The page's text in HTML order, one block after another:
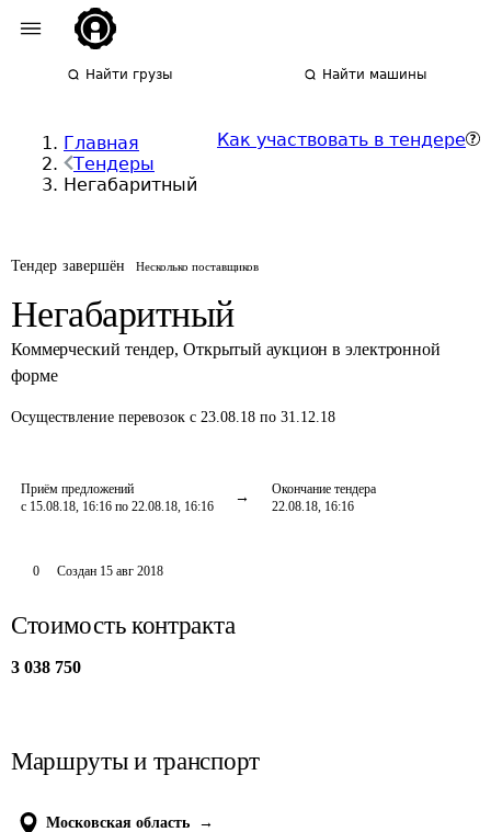
Найти грузы Найти машины
Главная
Тендеры
Негабаритный
Как участвовать в тендере
Тендер завершён Несколько поставщиков
Негабаритный
Коммерческий тендер, Открытый аукцион в электронной
форме
Осуществление перевозок с 23.08.18 по 31.12.18
Приём предложений
с 15.08.18, 16:16 по 22.08.18, 16:16
Окончание тендера
22.08.18, 16:16
0 Создан 15 авг 2018
Стоимость контракта
3 038 750
Маршруты и транспорт
Московская область
→